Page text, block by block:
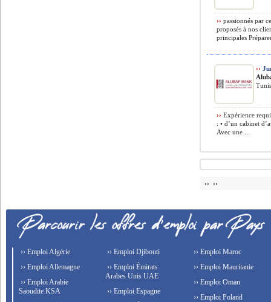
›› passionnés par
proposés à nos
principales
››
›› Expérience
: • d’un cabinet
Avec une ...
›› ››
›› Emploi Algérie
›› Emploi Allemagne
›› Emploi Arabie
Saoudite KSA
›› Emploi Djibouti
›› Emploi Émirats
Arabes Unis UAE
›› Emploi Espagne
›› Emploi Maroc
›› Emploi Mauritanie
›› Emploi Oman
›› Emploi Poland